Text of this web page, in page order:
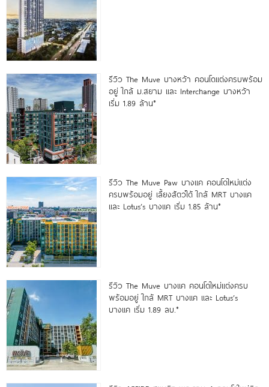
รีวิว The Muve บางหว้า คอนโดแต่งครบพร้อม
อยู่ ใกล้ ม.สยาม และ Interchange บางหว้า
เริ่ม 1.89 ล้าน*
รีวิว The Muve Paw บางแค คอนโดใหม่แต่ง
ครบพร้อมอยู่ เลี้ยงสัตว์ได้ ใกล้ MRT บางแค
และ Lotus’s บางแค เริ่ม 1.85 ล้าน*
รีวิว The Muve บางแค คอนโดใหม่แต่งครบ
พร้อมอยู่ ใกล้ MRT บางแค และ Lotus’s
บางแค เริ่ม 1.89 ลบ.*